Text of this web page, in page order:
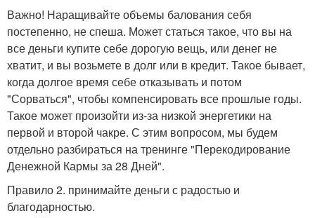
Важно! Наращивайте объемы балования себя
постепенно, не спеша. Может статься такое, что вы на
все деньги купите себе дорогую вещь, или денег не
хватит, и вы возьмете в долг или в кредит. Такое бывает,
когда долгое время себе отказывать и потом
"Сорваться", чтобы компенсировать все прошлые годы.
Такое может произойти из-за низкой энергетики на
первой и второй чакре. С этим вопросом, мы будем
отдельно разбираться на тренинге "Перекодирование
Денежной Кармы за 28 Дней".
Правило 2. принимайте деньги с радостью и
благодарностью.